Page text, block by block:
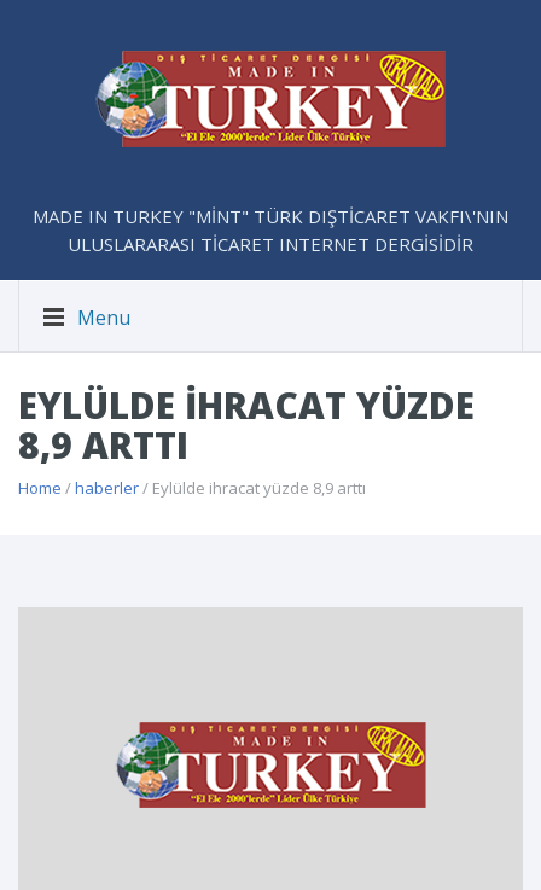
MADE IN TURKEY "MİNT" TÜRK DIŞTİCARET VAKFI\'NIN
ULUSLARARASI TİCARET INTERNET DERGİSİDİR
Menu
EYLÜLDE IHRACAT YÜZDE
8,9 ARTTI
Home /haberler/ Eylülde ihracat yüzde 8,9 arttı